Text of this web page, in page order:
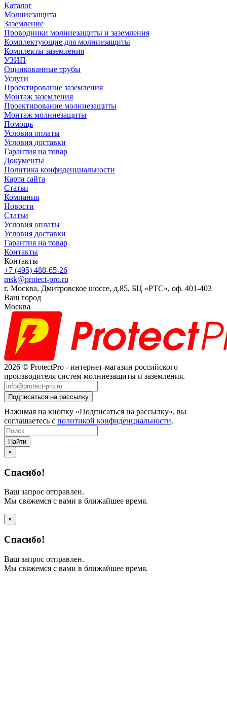
Каталог
Молниезащита
Заземление
Проводники молниезащиты и заземления
Комплектующие для молниезащиты
Комплекты заземления
УЗИП
Оцинкованные трубы
Услуги
Проектирование заземления
Монтаж заземления
Проектирование молниезащиты
Монтаж молниезащиты
Помощь
Условия оплаты
Условия доставки
Гарантия на товар
Документы
Политика конфиденциальности
Карта сайта
Статьи
Компания
Новости
Статьи
Условия оплаты
Условия доставки
Гарантия на товар
Контакты
Контакты
+7 (495) 488-65-26
msk@protect-pro.ru
г. Москва, Дмитровское шоссе, д.85, БЦ «РТС», оф. 401-403
Ваш город
Москва
2026 © ProtectPro - интернет-магазин российского
производителя систем молниезащиты и заземления.
Нажимая на кнопку «Подписаться на рассылку», вы
соглашаетесь с политикой конфиденциальности.
Найти
×
Спасибо!
Ваш запрос отправлен.
Мы свяжемся с вами в ближайшее время.
×
Спасибо!
Ваш запрос отправлен.
Мы свяжемся с вами в ближайшее время.